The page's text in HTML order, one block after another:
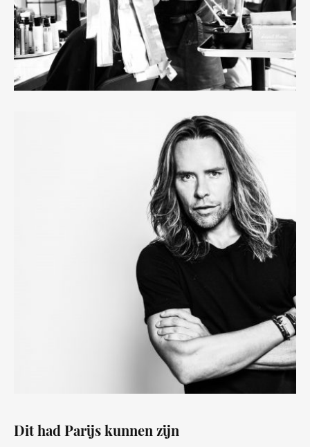
Dit had Parijs kunnen zijn